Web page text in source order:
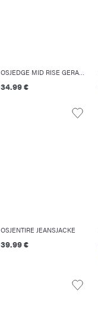
34.99 €
OSJENTIRE JEANSJACKE
39.99 €